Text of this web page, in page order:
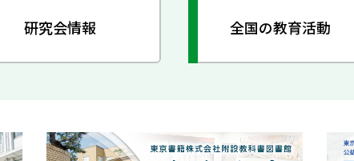
研究会情報 全国の教育活動